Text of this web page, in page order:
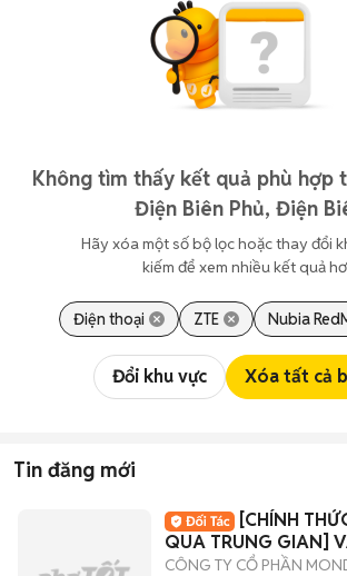
Không tìm thấy kết quả phù hợp
Điện Biên Phủ, Điện
Hãy xóa một số bộ lọc hoặc thay đổi
kiếm để xem nhiều kết quả
Điện thoại ZTE Nubia
Đổi khu vực Xóa tất cả
Tin đăng mới
[CHÍNH
QUA TRUNG GIAN]
CÔNG TY CỔ PHẦN